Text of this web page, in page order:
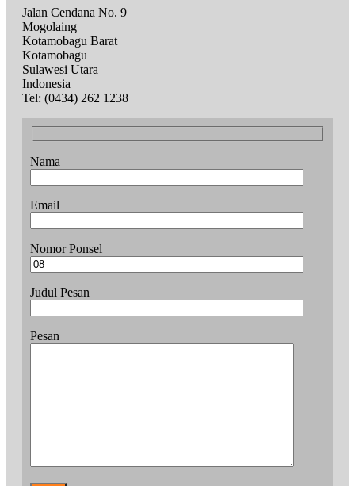
Jalan Cendana No. 9
Mogolaing
Kotamobagu Barat
Kotamobagu
Sulawesi Utara
Indonesia
Tel: (0434) 262 1238
Nama
Email
Nomor Ponsel
Judul Pesan
Pesan